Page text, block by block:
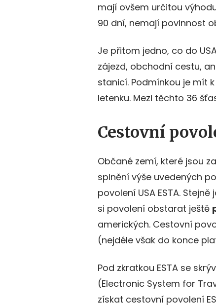
mají ovšem určitou
90 dní, nemají povinnost
Je přitom jedno, co do
zájezd, obchodní cestu,
stanicí. Podmínkou je mít
letenku. Mezi těchto 36
Cestovní
Občané zemí, které jsou
splnění výše uvedených
povolení USA ESTA.
si povolení obstarat ještě
amerických. Cestovní
(nejdéle však do konce
Pod zkratkou ESTA se
(Electronic System for
získat cestovní povolení